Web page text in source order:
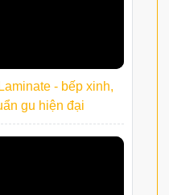
- bếp xinh,
gu hiện đại